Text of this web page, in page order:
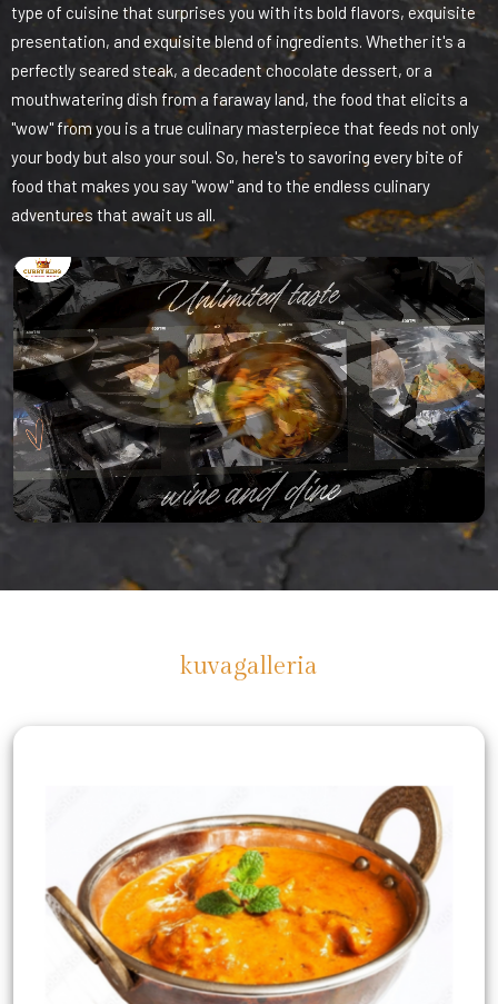
type of cuisine that surprises you with its bold flavors, exquisite
presentation, and exquisite blend of ingredients. Whether it's a
perfectly seared steak, a decadent chocolate dessert, or a
mouthwatering dish from a faraway land, the food that elicits a
"wow" from you is a true culinary masterpiece that feeds not only
your body but also your soul. So, here's to savoring every bite of
food that makes you say "wow" and to the endless culinary
adventures that await us all.
kuvagalleria